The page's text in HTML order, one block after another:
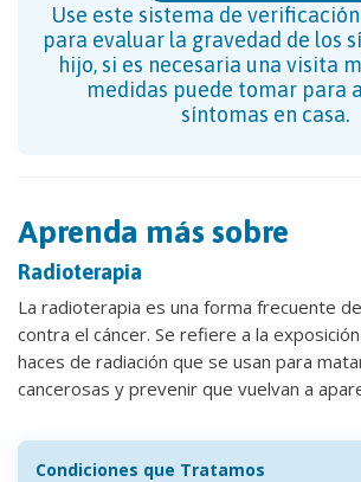
Use este sistema de
para evaluar la gravedad de los
hijo, si es necesaria una visita
medidas puede tomar para
síntomas en casa.
Aprenda más sobre
Radioterapia
La radioterapia es una forma frecuente
contra el cáncer. Se refiere a la
haces de radiación que se usan para
cancerosas y prevenir que vuelvan a
Condiciones que Tratamos